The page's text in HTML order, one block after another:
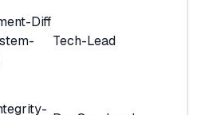
Diff
Tech-Lead